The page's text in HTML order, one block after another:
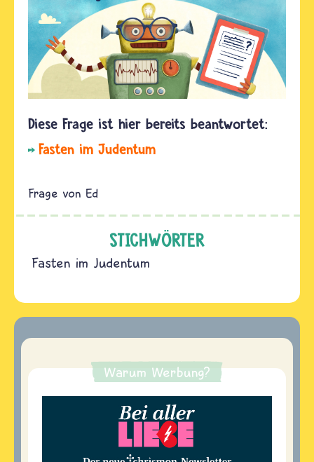
Fasten im Judentum
Ed
STICHWÖRTER
Fasten im Judentum
Warum Werbung?